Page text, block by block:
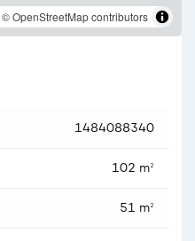
© OpenStreetMap contributors
1484088340
102 m²
51 m²